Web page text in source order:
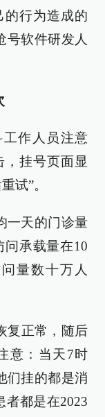
的行为造成的
号软件研发人
作人员注意
，挂号页面显
试”。
一天的门诊量
问承载量在10
量数十万人
复正常，随后
意：当天7时
们挂的都是消
者都是在2023